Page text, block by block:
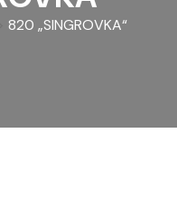
820 „SINGROVKA“